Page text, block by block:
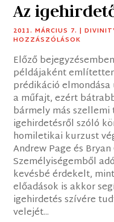
Az
2011. MÁRCIUS 7. |
HOZZÁSZÓLÁSOK
Előző
példájaként
prédikáció
a műfajt, ezért
bármely más
igehirdetésről szóló
homiletikai kurzust
Andrew Page és
Személyiségemből
kevésbé érdekelt,
előadások is akkor
igehirdetés szívére
velejét...